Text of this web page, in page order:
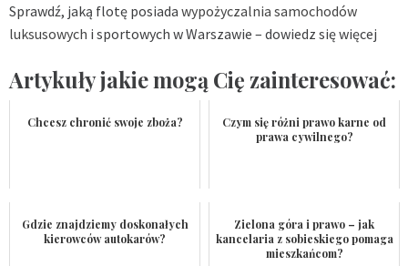
Sprawdź, jaką flotę posiada wypożyczalnia samochodów
luksusowych i sportowych w Warszawie – dowiedz się więcej
Artykuły jakie mogą Cię zainteresować:
Chcesz chronić swoje zboża?
Czym się różni prawo karne od
prawa cywilnego?
Gdzie znajdziemy doskonałych
kierowców autokarów?
Zielona góra i prawo – jak
kancelaria z sobieskiego pomaga
mieszkańcom?